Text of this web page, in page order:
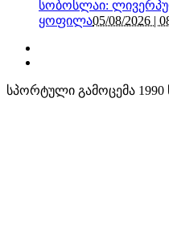
სობოსლაი:
ყოფილა05/08/2026 |
სპორტული გამოცემა